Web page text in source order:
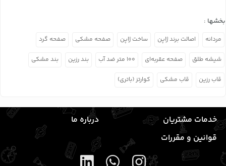
بخشها :
مردانه اصالت برند ژاپن ساخت ژاپن صفحه مشکی صفحه گرد
شیشه طلق صفحه عقربه‌ای ۱۰۰ متر ضد آب بند رزین بند مشکی
قاب رزین قاب مشکی کوارتز (باتری)
خدمات مشتریان
درباره ما
قوانین و مقررات